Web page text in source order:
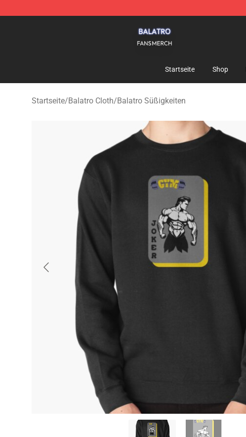
Startseite Shop
Startseite/Balatro Cloth/Balatro Süßigkeiten